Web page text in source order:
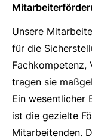
Unsere
für die
tragen sie
Ein wesentlicher
ist die gezielte
Mitarbeitenden.